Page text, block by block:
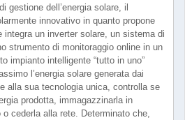
gestione dell’energia solare, il
innovativo in quanto propone
integra un inverter solare, un sistema di
strumento di monitoraggio online in un
impianto intelligente “tutto in uno”
l’energia solare generata dai
alla sua tecnologia unica, controlla se
prodotta, immagazzinarla in
cederla alla rete. Determinato che,